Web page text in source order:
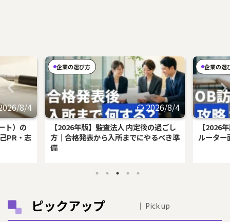
8/4
ト）の
PR・志
企業の選び方
2026/8/4
【2026年版】監査法人 内定後の過ごし
方｜合格発表から入所までにやるべき準
備
企業の選
【2026
ルーター
ピックアップ